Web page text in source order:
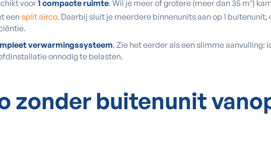
voor1 compacte ruimte. Wil je meer of grotere (meer dan 35 m²)
een split airco. Daarbij sluit je meerdere binnenunits aan op 1
verwarmingssysteem. Zie het eerder als een slimme aanvulling:
onnodig te belasten.
zonder buitenunit